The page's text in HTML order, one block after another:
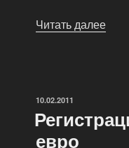
Читать далее
ОПУБЛИКОВАНО
10.02.2011
евро